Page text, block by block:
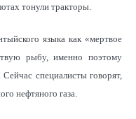
тонули тракторы.
языка как «мертвое
рыбу, именно поэтому
специалисты говорят,
нефтяного газа.